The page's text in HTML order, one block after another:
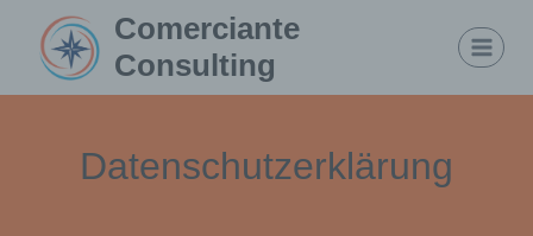
Inhalt
springen
Comerciante
Consulting
Datenschutzerklärung